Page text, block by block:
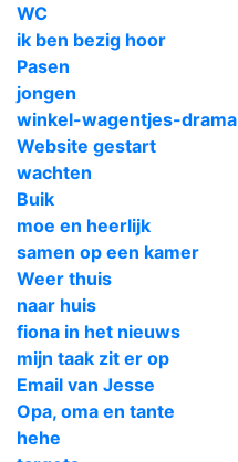
WC
ik ben bezig hoor
Pasen
jongen
winkel-wagentjes-drama
Website gestart
wachten
Buik
moe en heerlijk
samen op een kamer
Weer thuis
naar huis
fiona in het nieuws
mijn taak zit er op
Email van Jesse
Opa, oma en tante
hehe